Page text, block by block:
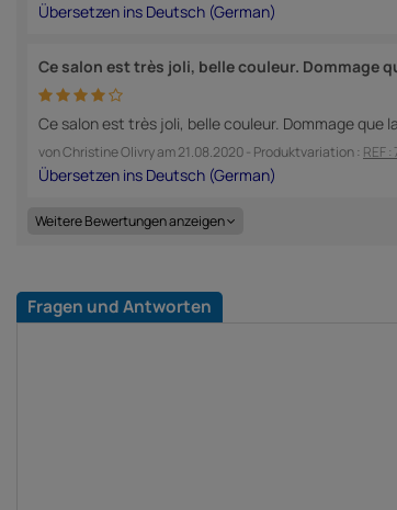
Ce salon est très joli, belle couleur. Dommage
Ce salon est très joli, belle couleur. Dommage que
vonChristine Olivryam21.08.2020- Produktvariation : REF
Weitere Bewertungen anzeigen
Fragen und Antworten